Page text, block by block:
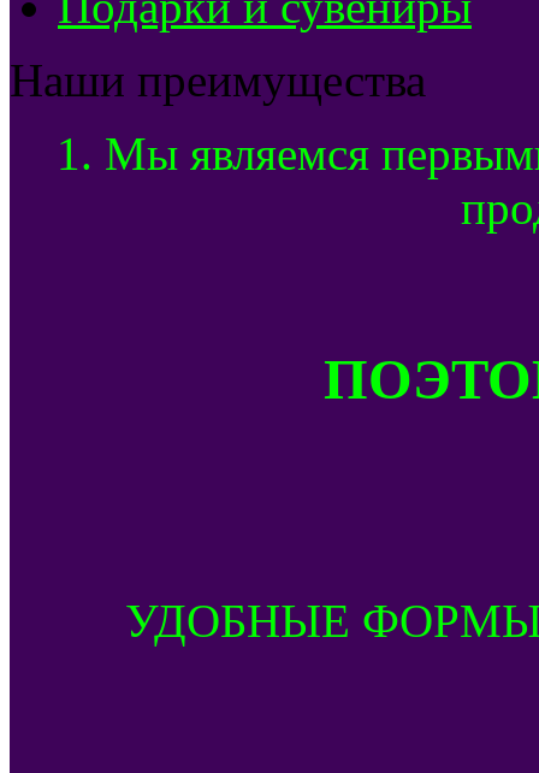
Наши преимущества
1. Мы являемся
УДОБНЫЕ